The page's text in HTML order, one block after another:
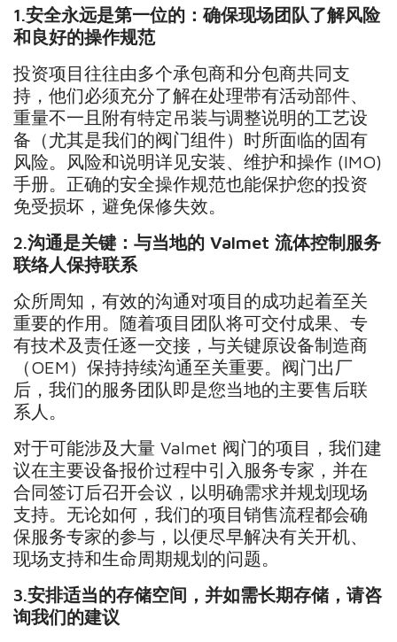
1.安全永远是第一位的：确保现场团队了解风险
和良好的操作规范
投资项目往往由多个承包商和分包商共同支
持，他们必须充分了解在处理带有活动部件、
重量不一且附有特定吊装与调整说明的工艺设
备（尤其是我们的阀门组件）时所面临的固有
风险。风险和说明详见安装、维护和操作 (IMO)
手册。正确的安全操作规范也能保护您的投资
免受损坏，避免保修失效。
2.沟通是关键：与当地的 Valmet流体控制服务
联络人保持联系
众所周知，有效的沟通对项目的成功起着至关
重要的作用。随着项目团队将可交付成果、专
有技术及责任逐一交接，与关键原设备制造商
（OEM）保持持续沟通至关重要。阀门出厂
后，我们的服务团队即是您当地的主要售后联
系人。
对于可能涉及大量 Valmet 阀门的项目，我们建
议在主要设备报价过程中引入服务专家，并在
合同签订后召开会议，以明确需求并规划现场
支持。无论如何，我们的项目销售流程都会确
保服务专家的参与，以便尽早解决有关开机、
现场支持和生命周期规划的问题。
3.安排适当的存储空间，并如需长期存储，请咨
询我们的建议